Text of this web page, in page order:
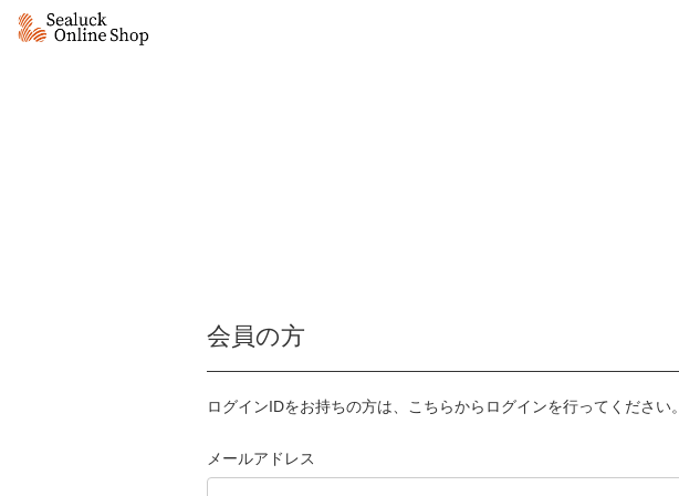
会員の方
ログインIDをお持ちの方は、こちらからログインを行ってください。
メールアドレス